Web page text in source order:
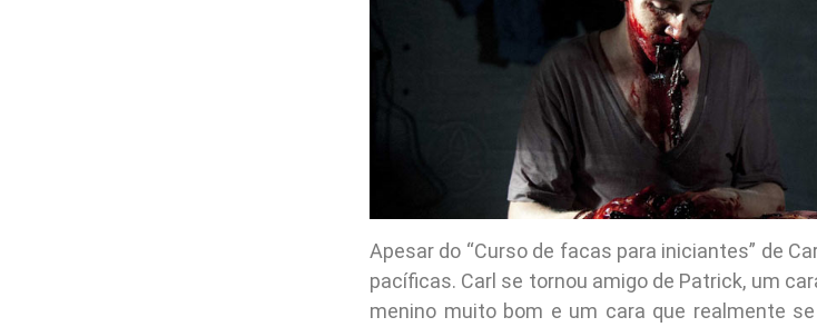
Apesar do “Curso de facas para iniciantes” de
pacíficas. Carl se tornou amigo de Patrick, um
menino muito bom e um cara que realmente